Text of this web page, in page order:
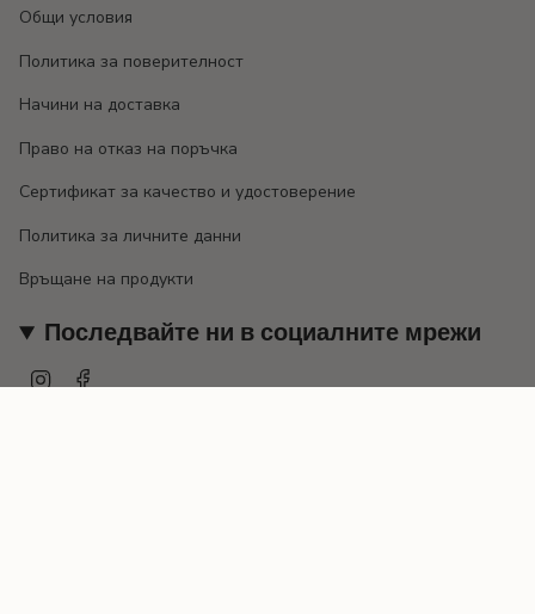
Общи условия
Политика за поверителност
Начини на доставка
Право на отказ на поръчка
Сертификат за качество и удостоверение
Политика за личните данни
Връщане на продукти
Последвайте ни в социалните мрежи
Instagram